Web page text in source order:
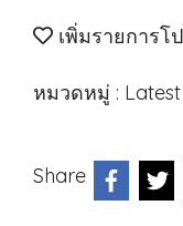
เพิ่มรายการโ
หมวดหมู่ :
Share